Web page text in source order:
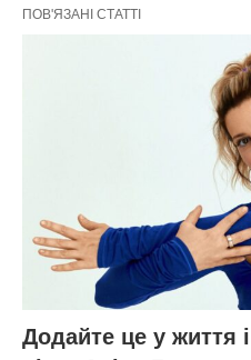
ПОВ'ЯЗАНІ СТАТТІ
Додайте це у життя